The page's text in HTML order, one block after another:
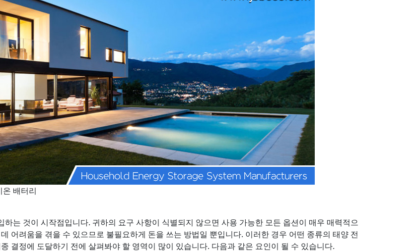
배터리
는 것이 시작점입니다. 귀하의 요구 사항이 식별되지 않으면 사용 가능한 모든 옵션이 매우 매력적으
어려움을 겪을 수 있으므로 불필요하게 돈을 쓰는 방법일 뿐입니다. 이러한 경우 어떤 종류의 태양 전
결정에 도달하기 전에 살펴봐야 할 영역이 많이 있습니다. 다음과 같은 요인이 될 수 있습니다.